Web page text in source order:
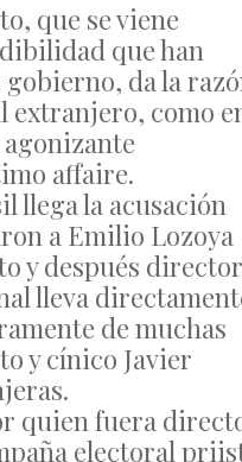
que se viene
que han
da la
extranjero, como
affaire.
llega la acusación
a Emilio Lozoya
y después director
lleva
de muchas
y cínico Javier
quien fuera
electoral